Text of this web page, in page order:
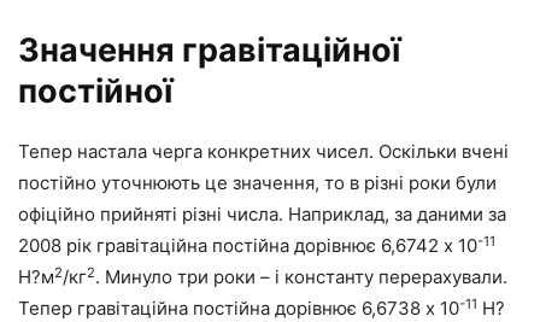
Значення гравітаційної
постійної
Тепер настала черга конкретних чисел. Оскільки вчені
постійно уточнюють це значення, то в різні роки були
офіційно прийняті різні числа. Наприклад, за даними за
2008 рік гравітаційна постійна дорівнює 6,6742 х 10-11
Н?м2/кг2. Минуло три роки – і константу перерахували.
Тепер гравітаційна постійна дорівнює 6,6738 х 10-11 Н?